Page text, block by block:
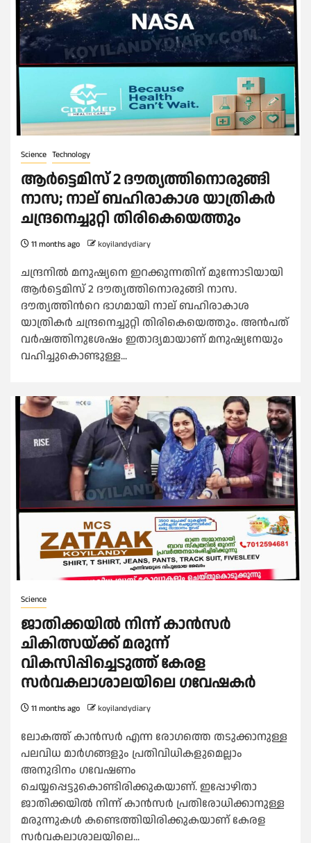
Science Technology
ആർട്ടെമിസ് 2 ദൗത്യത്തിനൊരുങ്ങി
നാസ; നാല് ബഹിരാകാശ യാത്രികർ
ചന്ദ്രനെച്ചുറ്റി തിരികെയെത്തും
11 months ago koyilandydiary
ചന്ദ്രനിൽ മനുഷ്യനെ ഇറക്കുന്നതിന് മുന്നോടിയായി
ആർട്ടെമിസ് 2 ദൗത്യത്തിനൊരുങ്ങി നാസ.
ദൗത്യത്തിന്‍റെ ഭാഗമായി നാല് ബഹിരാകാശ
യാത്രികർ ചന്ദ്രനെച്ചുറ്റി തിരികെയെത്തും. അൻപത്
വർഷത്തിനുശേഷം ഇതാദ്യമായാണ് മനുഷ്യനേയും
വഹിച്ചുകൊണ്ടുള്ള...
Science
ജാതിക്കയിൽ നിന്ന് കാൻസർ
ചികിത്സയ്ക്ക് മരുന്ന്
വികസിപ്പിച്ചെടുത്ത് കേരള
സര്‍വകലാശാലയിലെ ഗവേഷകര്‍
11 months ago koyilandydiary
ലോകത്ത് കാൻസർ എന്ന രോഗത്തെ തടുക്കാനുള്ള
പലവിധ മാർഗങ്ങളും പ്രതിവിധികളുമെല്ലാം
അനുദിനം ഗവേഷണം
ചെയ്യപ്പെട്ടുകൊണ്ടിരിക്കുകയാണ്. ഇപ്പോഴിതാ
ജാതിക്കയിൽ നിന്ന് കാൻസർ പ്രതിരോധിക്കാനുള്ള
മരുന്നുകൾ കണ്ടെത്തിയിരിക്കുകയാണ് കേരള
സര്‍വകലാശാലയിലെ...